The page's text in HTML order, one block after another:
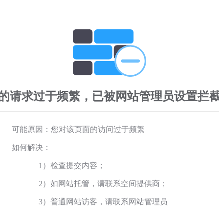
请求过于频繁，已被网站管理员设置拦
可能原因：您对该页面的访问过于频繁
如何解决：
1）检查提交内容；
2）如网站托管，请联系空间提供商；
3）普通网站访客，请联系网站管理员